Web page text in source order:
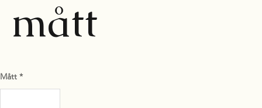
mått
Mått